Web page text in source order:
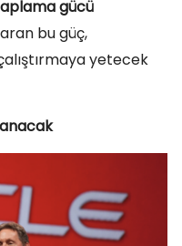
gücü
bu güç,
yetecek